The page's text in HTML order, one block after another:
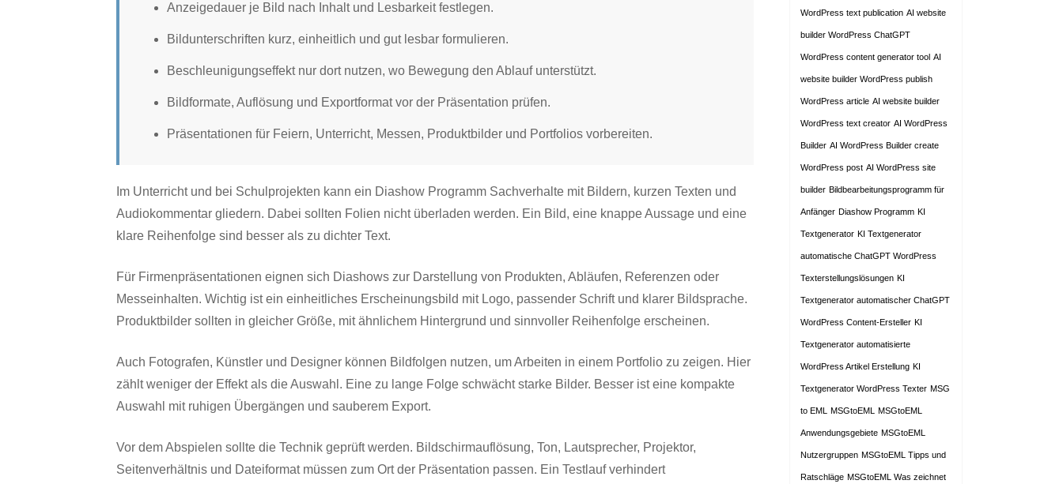
Anzeigedauer je Bild nach Inhalt und Lesbarkeit festlegen.
Bildunterschriften kurz, einheitlich und gut lesbar formulieren.
Beschleunigungseffekt nur dort nutzen, wo Bewegung den Ablauf unterstützt.
Bildformate, Auflösung und Exportformat vor der Präsentation prüfen.
Präsentationen für Feiern, Unterricht, Messen, Produktbilder und Portfolios vorbereiten.
Im Unterricht und bei Schulprojekten kann ein Diashow Programm Sachverhalte mit Bildern, kurzen Texten und
Audiokommentar gliedern. Dabei sollten Folien nicht überladen werden. Ein Bild, eine knappe Aussage und eine
klare Reihenfolge sind besser als zu dichter Text.
Für Firmenpräsentationen eignen sich Diashows zur Darstellung von Produkten, Abläufen, Referenzen oder
Messeinhalten. Wichtig ist ein einheitliches Erscheinungsbild mit Logo, passender Schrift und klarer Bildsprache.
Produktbilder sollten in gleicher Größe, mit ähnlichem Hintergrund und sinnvoller Reihenfolge erscheinen.
Auch Fotografen, Künstler und Designer können Bildfolgen nutzen, um Arbeiten in einem Portfolio zu zeigen. Hier
zählt weniger der Effekt als die Auswahl. Eine zu lange Folge schwächt starke Bilder. Besser ist eine kompakte
Auswahl mit ruhigen Übergängen und sauberem Export.
Vor dem Abspielen sollte die Technik geprüft werden. Bildschirmauflösung, Ton, Lautsprecher, Projektor,
Seitenverhältnis und Dateiformat müssen zum Ort der Präsentation passen. Ein Testlauf verhindert
WordPress text publication AI website
builder WordPress ChatGPT
WordPress content generator tool AI
website builder WordPress publish
WordPress article AI website builder
WordPress text creator AI WordPress
Builder AI WordPress Builder create
WordPress post AI WordPress site
builder Bildbearbeitungsprogramm für
Anfänger Diashow Programm KI
Textgenerator KI Textgenerator
automatische ChatGPT WordPress
Texterstellungslösungen KI
Textgenerator automatischer ChatGPT
WordPress Content-Ersteller KI
Textgenerator automatisierte
WordPress Artikel Erstellung KI
Textgenerator WordPress Texter MSG
to EML MSGtoEML MSGtoEML
Anwendungsgebiete MSGtoEML
Nutzergruppen MSGtoEML Tipps und
Ratschläge MSGtoEML Was zeichnet